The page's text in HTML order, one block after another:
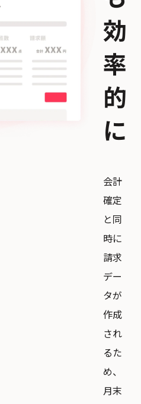
効
率
的
に
会計
確定
と同
時に
請求
デー
タが
作成
され
るた
め、
月末